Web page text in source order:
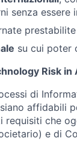
senza essere
su cui poter
Risk in
di
affidabili
requisiti che
e di